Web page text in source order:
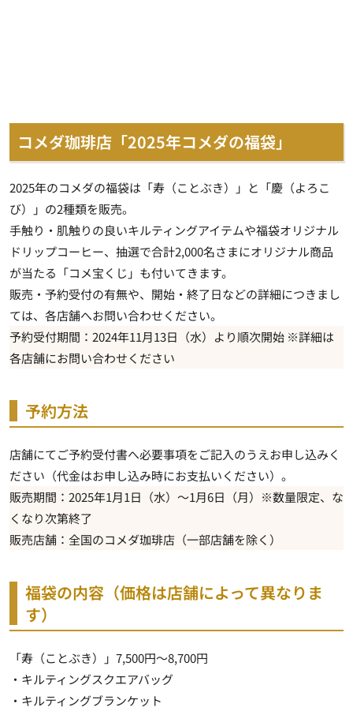
コメダ珈琲店「2025年コメダの福袋」
2025年のコメダの福袋は「寿（ことぶき）」と「慶（よろこ
び）」の2種類を販売。
手触り・肌触りの良いキルティングアイテムや福袋オリジナル
ドリップコーヒー、抽選で合計2,000名さまにオリジナル商品
が当たる「コメ宝くじ」も付いてきます。
販売・予約受付の有無や、開始・終了日などの詳細につきまし
ては、各店舗へお問い合わせください。
予約受付期間：2024年11月13日（水）より順次開始 ※詳細は
各店舗にお問い合わせください
予約方法
店舗にてご予約受付書へ必要事項をご記入のうえお申し込みく
ださい（代金はお申し込み時にお支払いください）。
販売期間：2025年1月1日（水）～1月6日（月）※数量限定、な
くなり次第終了
販売店舗：全国のコメダ珈琲店（一部店舗を除く）
福袋の内容（価格は店舗によって異なりま
す）
「寿（ことぶき）」7,500円～8,700円
・キルティングスクエアバッグ
・キルティングブランケット